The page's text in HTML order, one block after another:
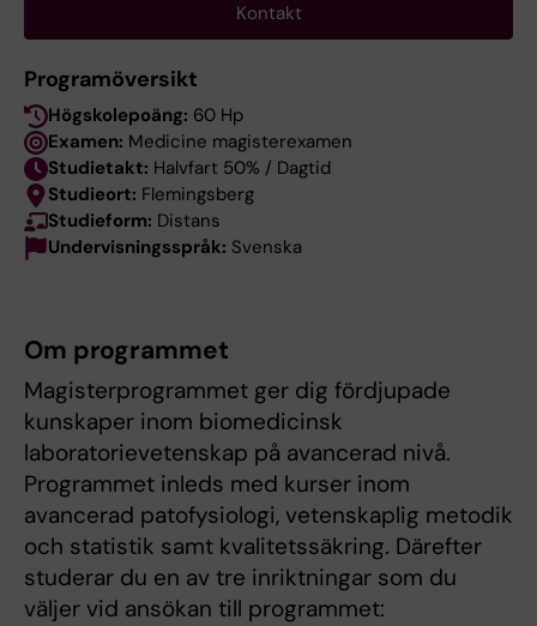
Kontakt
Programöversikt
Högskolepoäng: 60 Hp
Examen: Medicine magisterexamen
Studietakt: Halvfart 50% / Dagtid
Studieort: Flemingsberg
Studieform: Distans
Undervisningsspråk: Svenska
Om programmet
Magisterprogrammet ger dig fördjupade
kunskaper inom biomedicinsk
laboratorievetenskap på avancerad nivå.
Programmet inleds med kurser inom
avancerad patofysiologi, vetenskaplig metodik
och statistik samt kvalitetssäkring. Därefter
studerar du en av tre inriktningar som du
väljer vid ansökan till programmet: